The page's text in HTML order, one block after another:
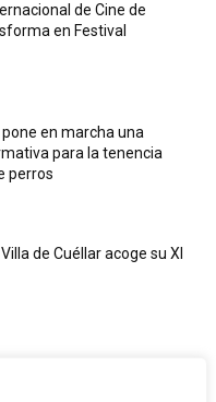
de Cine de
en Festival
en marcha una
para la tenencia
perros
de Cuéllar acoge su XI
fiestas de Campaspero